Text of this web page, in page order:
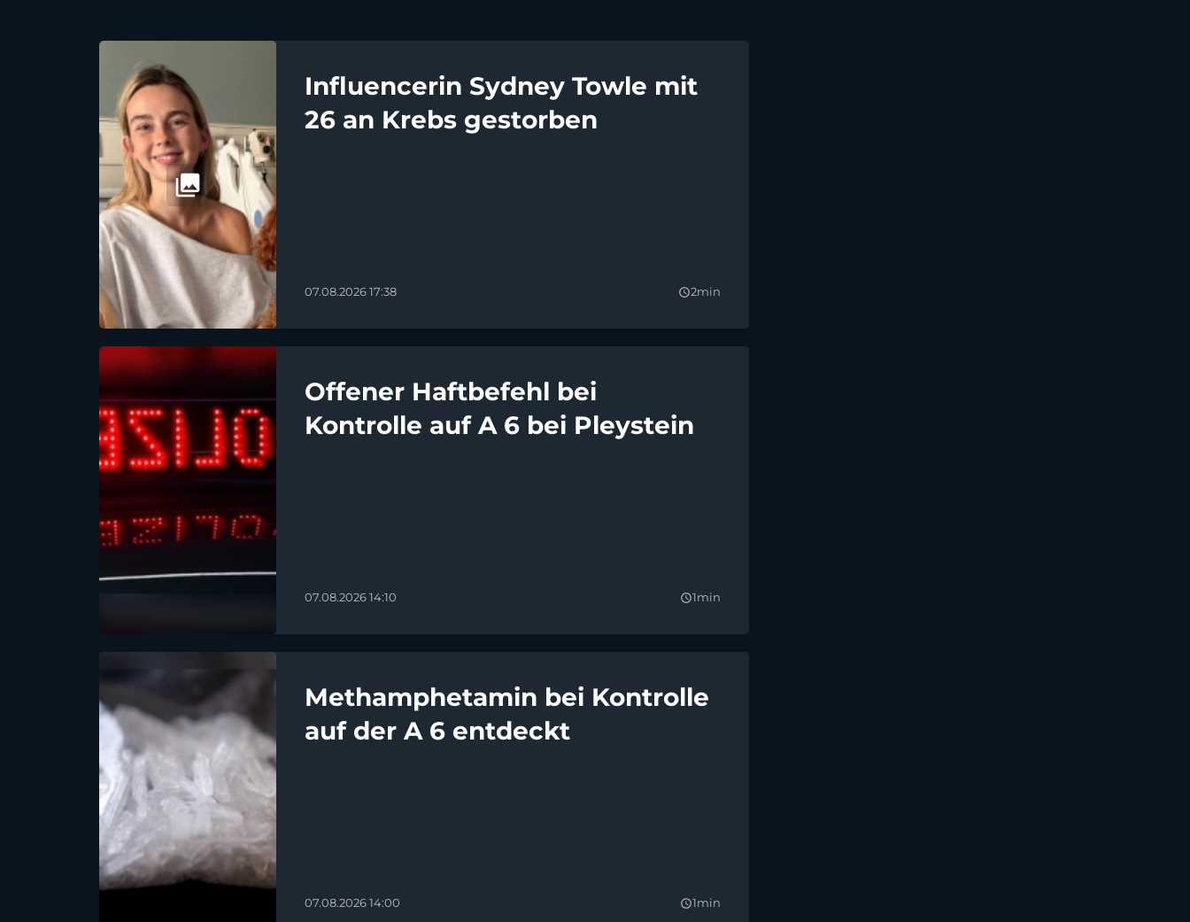
Influencerin Sydney Towle mit
26 an Krebs gestorben
07.08.2026 17:38 query_builder2min
Offener Haftbefehl bei
Kontrolle auf A 6 bei Pleystein
07.08.2026 14:10 query_builder1min
Methamphetamin bei Kontrolle
auf der A 6 entdeckt
07.08.2026 14:00 query_builder1min